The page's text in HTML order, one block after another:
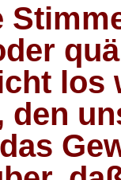
los
den